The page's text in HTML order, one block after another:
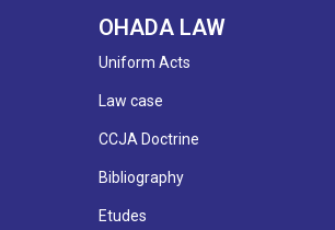
OHADA LAW
Uniform Acts
Law case
CCJA Doctrine
Bibliography
Etudes